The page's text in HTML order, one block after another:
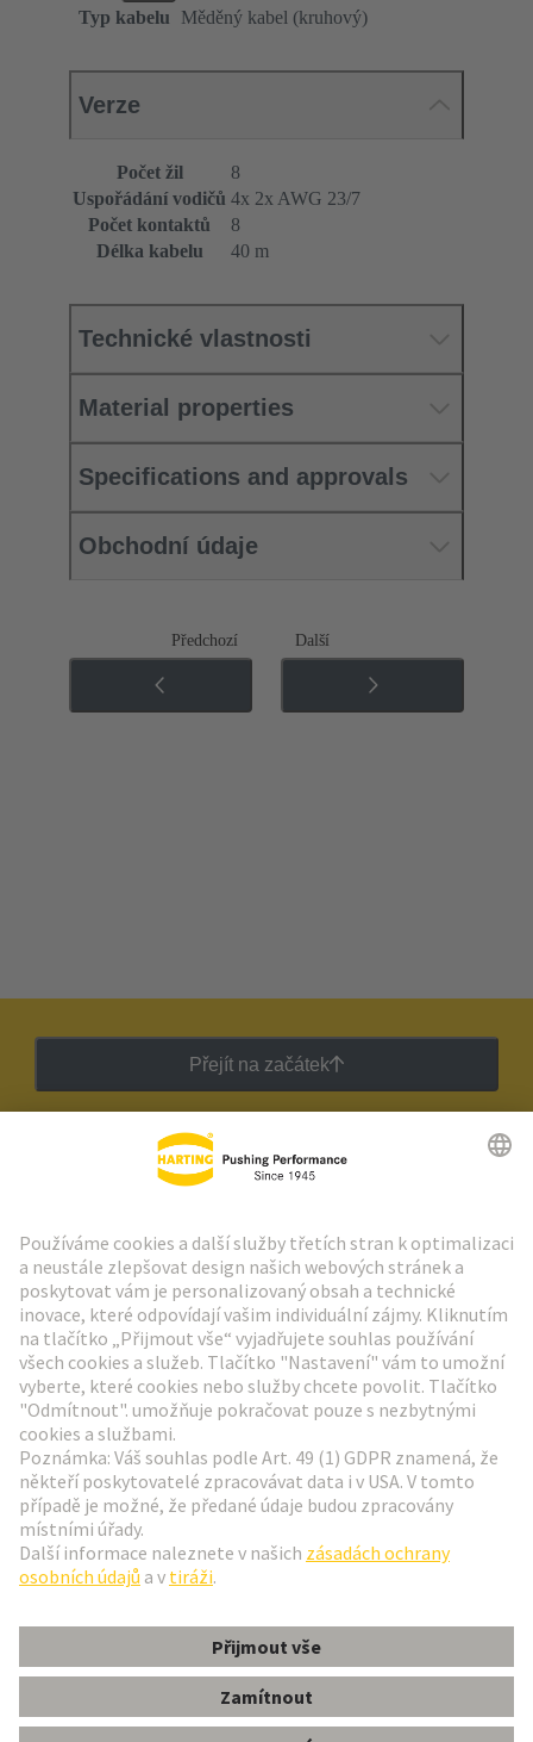
Typ kabelu Měděný kabel (kruhový)
Verze
Počet žil
8
Uspořádání vodičů 4x 2x AWG 23/7
Počet kontaktů
8
Délka kabelu
40 m
Technické vlastnosti
Material properties
Specifications and approvals
Obchodní údaje
Předchozí Další
Přejít na začátek
Zpravodaj HARTING
Přejít na registraci
Social Media
Česká republika
© Technologická skupina HARTING
otiskZásady ochrany osobních údajů